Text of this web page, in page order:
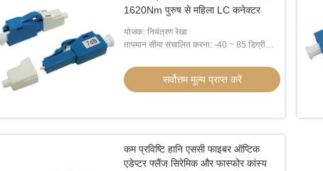
1620Nm पुरुष से महिला LC कनेक्टर
योजक: नियंत्रण रेखा
तापमान सीमा संचालित करना: -40 ~ 85 डिग्री
सर्वोत्तम मूल्य प्राप्त करें
कम प्रविष्टि हानि एससी फाइबर ऑप्टिक
एडेप्टर फ्लैंज सिरेमिक और फास्फोर कांस्य